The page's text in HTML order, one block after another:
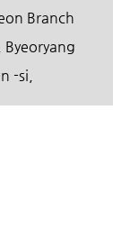
Branch
-si,